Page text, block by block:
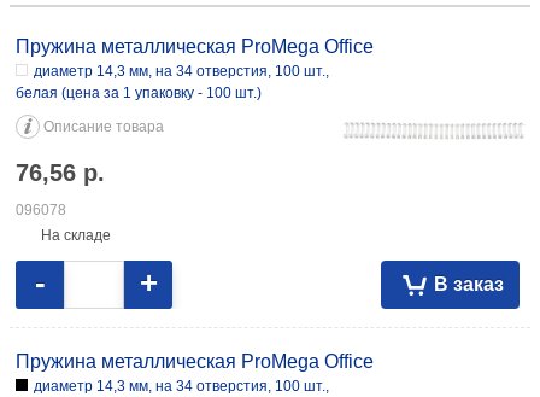
отверстия, 100 шт., белая 76,56 096078 диаметр 14,3 мм, на 34
отверстия, 100 шт., черная 78,30 108295
Пружина металлическая ProMega Office
диаметр 14,3 мм, на 34 отверстия, 100 шт.,
белая (цена за 1 упаковку - 100 шт.)
Описание товара
76,56 р.
096078
На складе
В заказ
- +
Пружина металлическая ProMega Office
диаметр 14,3 мм, на 34 отверстия, 100 шт.,